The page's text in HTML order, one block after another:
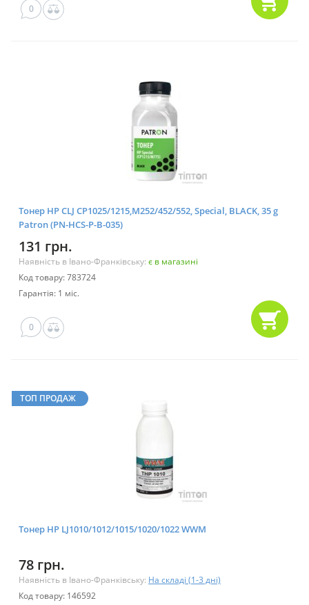
0
Тонер HP CLJ CP1025/1215,M252/452/552, Special, BLACK, 35 g
Patron (PN-HCS-P-B-035)
131 грн.
Наявність в Івано-Франківську: є в магазині
Код товару: 783724
Гарантія: 1 міс.
0
ТОП ПРОДАЖ
Тонер HP LJ1010/1012/1015/1020/1022 WWM
78 грн.
Наявність в Івано-Франківську: На складі (1-3 дні)
Код товару: 146592